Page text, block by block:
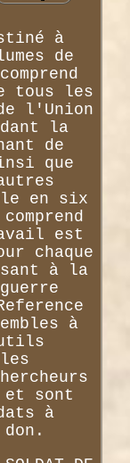
à
de
tous les
l'Union
la
de
que
en six
est
chaque
à la
à
sont
à